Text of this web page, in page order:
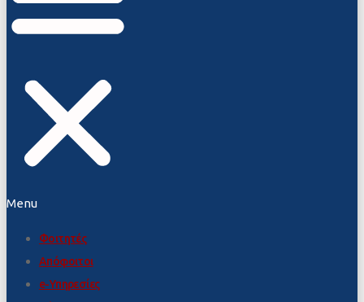
Menu
Φοιτητές
Απόφοιτοι
e-Υπηρεσίες